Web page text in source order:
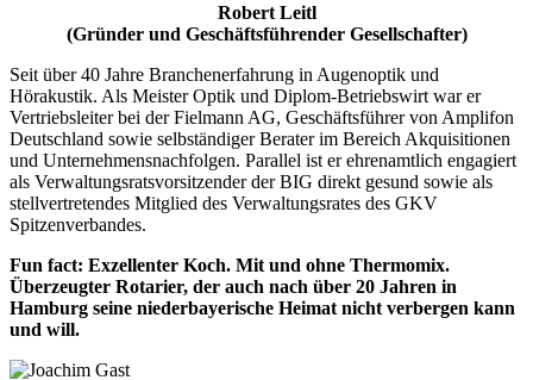
Robert Leitl
(Gründer und Geschäftsführender Gesellschafter)
Seit über 40 Jahre Branchenerfahrung in Augenoptik und
Hörakustik. Als Meister Optik und Diplom-Betriebswirt war er
Vertriebsleiter bei der Fielmann AG, Geschäftsführer von Amplifon
Deutschland sowie selbständiger Berater im Bereich Akquisitionen
und Unternehmensnachfolgen. Parallel ist er ehrenamtlich engagiert
als Verwaltungsratsvorsitzender der BIG direkt gesund sowie als
stellvertretendes Mitglied des Verwaltungsrates des GKV
Spitzenverbandes.
Fun fact: Exzellenter Koch. Mit und ohne Thermomix.
Überzeugter Rotarier, der auch nach über 20 Jahren in
Hamburg seine niederbayerische Heimat nicht verbergen kann
und will.